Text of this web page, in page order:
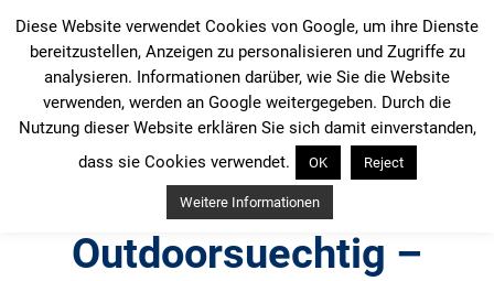
Inhalt
springen
Outdoorsuechtig –
Diese Website verwendet Cookies von Google, um ihre Dienste
bereitzustellen, Anzeigen zu personalisieren und Zugriffe zu
analysieren. Informationen darüber, wie Sie die Website
verwenden, werden an Google weitergegeben. Durch die
Nutzung dieser Website erklären Sie sich damit einverstanden,
dass sie Cookies verwendet.
OK Reject
Weitere Informationen